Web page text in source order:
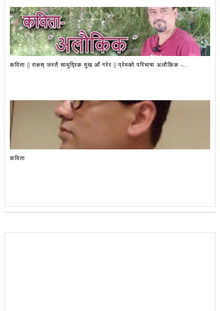
कविता || राक्षस् जस्तै सामुद्रिक मुख आँ गरेर || प्रेमको परिभाषा अलौकिक -...
कविता